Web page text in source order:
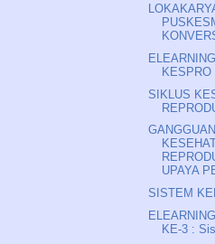
KESPRO
SIKLUS
UPAYA
SISTEM
KE-3 :